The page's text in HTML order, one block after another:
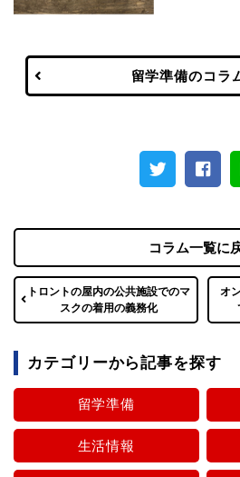
留学準備のコラ
トロントの屋内の公共施設でのマ
スクの着用の義務化
コラム一覧に
オ
カテゴリーから記事を探す
留学準備
生活情報